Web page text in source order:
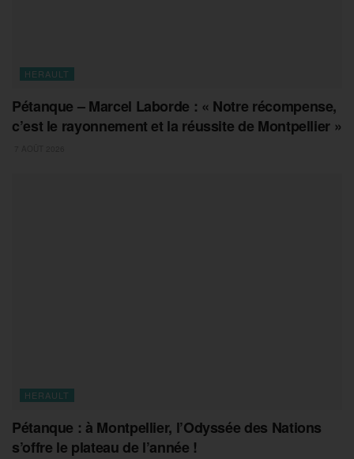
HERAULT
Pétanque – Marcel Laborde : « Notre récompense,
c’est le rayonnement et la réussite de Montpellier »
HERAULT
Pétanque : à Montpellier, l’Odyssée des Nations
s’offre le plateau de l’année !